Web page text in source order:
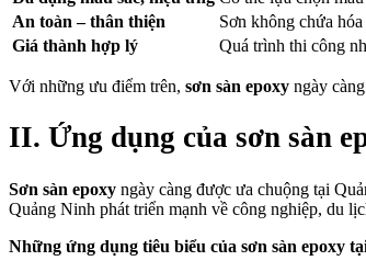
An toàn – thân thiện
Sơn không chứa
Giá thành hợp lý
Quá trình thi công
Với những ưu điểm trên, sơn sàn epoxy ngày
II. Ứng dụng của sơn sàn
Sơn sàn epoxy ngày càng được ưa chuộng tại
Quảng Ninh phát triển mạnh về công nghiệp, du
Những ứng dụng tiêu biểu của sơn sàn epoxy